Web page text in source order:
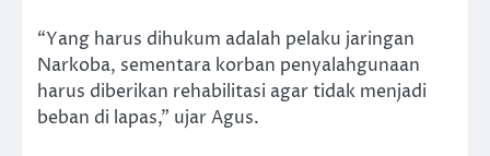
“Yang harus dihukum adalah pelaku jaringan
Narkoba, sementara korban penyalahgunaan
harus diberikan rehabilitasi agar tidak menjadi
beban di lapas,” ujar Agus.